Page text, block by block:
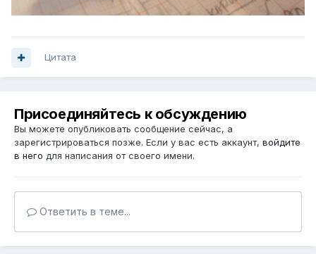
Цитата
Присоединяйтесь к обсуждению
Вы можете опубликовать сообщение сейчас, а
зарегистрироваться позже. Если у вас есть аккаунт, войдите
в него для написания от своего имени.
Ответить в теме...